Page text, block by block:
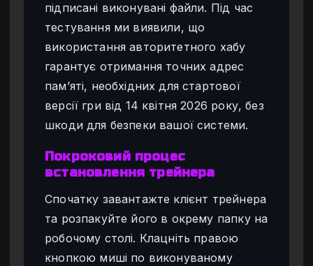
підписані виконувані файли. Під час
тестування ми виявили, що
використання авторитетного хабу
гарантує отримання точних адрес
пам’яті, необхідних для стартової
версії гри від 14 квітня 2026 року, без
шкоди для безпеки вашої системи.
Покроковий процес
встановлення трейнера
Спочатку завантажте клієнт трейнера
та розпакуйте його в окрему папку на
робочому столі. Клацніть правою
кнопкою миші по виконуваному